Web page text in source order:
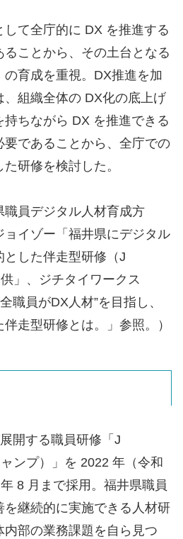
して全庁的に DX を推進する
ことから、その土台となる
の育成を重視。DX推進を加
、組織全体の DX化の底上げ
持ちながら DX を推進できる
要であることから、全庁での
研修を検討した。
職員デジタル人材育成方
ョイゾー「福井県にデジタル
とした伴走型研修（J
」、ジチタイワークス
職員がDX人材”を目指し、
走型研修とは。」参照。）
開する職員研修「J
ンプ）」を 2022 年（令和
8 月まで採用。福井県職員
を継続的に実施できる人材研
内部の業務課題を自ら見つ